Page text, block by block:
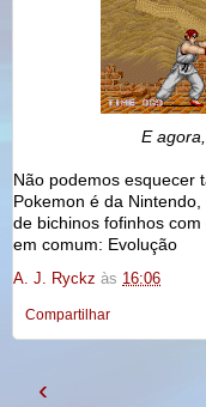
E
Não podemos esquecer
Pokemon é da Nintendo,
de bichinos fofinhos com
em comum: Evolução
A. J. Ryckz às 16:06
Compartilhar
‹